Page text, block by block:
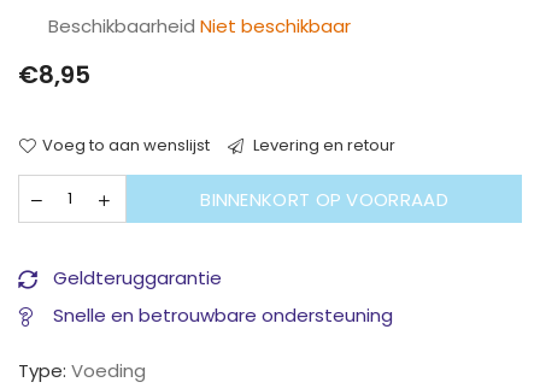
Beschikbaarheid Niet beschikbaar
Prijs
€8,95
Voeg to aan wenslijst Levering en retour
BINNENKORT OP VOORRAAD
Geldteruggarantie
Snelle en betrouwbare ondersteuning
Type: Voeding